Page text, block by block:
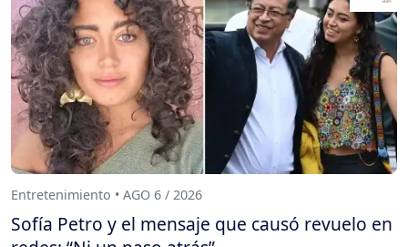
Entretenimiento • AGO 6 / 2026
Sofía Petro y el mensaje que causó revuelo en